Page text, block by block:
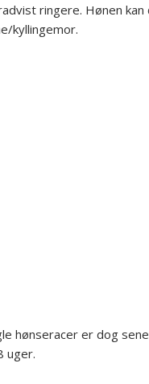
ringere. Hønen
kyllingemor.
hønseracer er dog
uger.